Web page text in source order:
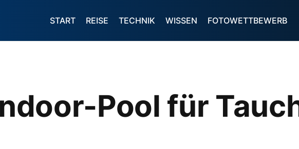
START REISE TECHNIK WISSEN FOTOWETTBEWERB
Pool für